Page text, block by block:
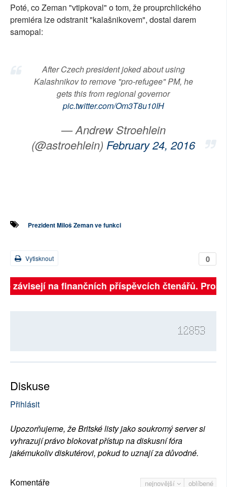
SOCIÁLNÍ SÍTĚ
RUBRIKY
Poté, co Zeman "vtipkoval" o tom, že prouprchlického
premiéra lze odstranit "kalašnikovem", dostal darem
samopal:
After Czech president joked about using
Kalashnikov to remove "pro-refugee" PM, he
gets this from regional governor
pic.twitter.com/Om3T8u10IH
— Andrew Stroehlein
(@astroehlein) February 24, 2016
Prezident Miloš Zeman ve funkci
0
Vytisknout
závisejí na finančních příspěvcích čtenářů.
12853
Diskuse
Přihlásit
Upozorňujeme, že Britské listy jako soukromý server si
vyhrazují právo blokovat přístup na diskusní fóra
jakémukoliv diskutérovi, pokud to uznají za důvodné.
nejnovější oblíbené
Komentáře